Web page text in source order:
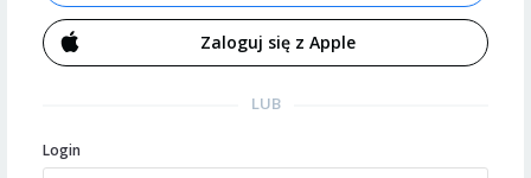
Zaloguj się z Apple
LUB
Login